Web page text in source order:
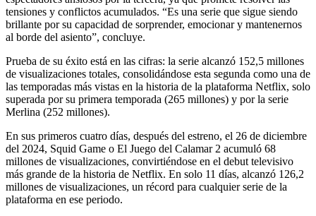
tensiones y conflictos acumulados. “Es una serie que sigue siendo
brillante por su capacidad de sorprender, emocionar y mantenernos
al borde del asiento”, concluye.
Prueba de su éxito está en las cifras: la serie alcanzó 152,5 millones
de visualizaciones totales, consolidándose esta segunda como una de
las temporadas más vistas en la historia de la plataforma Netflix, solo
superada por su primera temporada (265 millones) y por la serie
Merlina (252 millones).
En sus primeros cuatro días, después del estreno, el 26 de diciembre
del 2024, Squid Game o El Juego del Calamar 2 acumuló 68
millones de visualizaciones, convirtiéndose en el debut televisivo
más grande de la historia de Netflix. En solo 11 días, alcanzó 126,2
millones de visualizaciones, un récord para cualquier serie de la
plataforma en ese periodo.